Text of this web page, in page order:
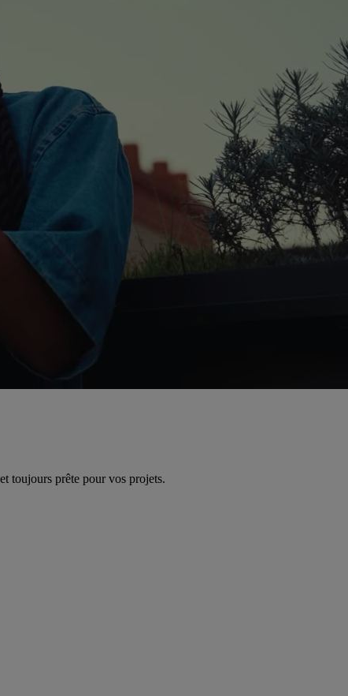
toujours prête pour vos projets.